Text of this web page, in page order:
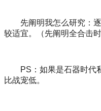
先阐明我怎么研究：逐
较适宜。（先阐明全合击
PS：如果是石器时代私
比战宠低。